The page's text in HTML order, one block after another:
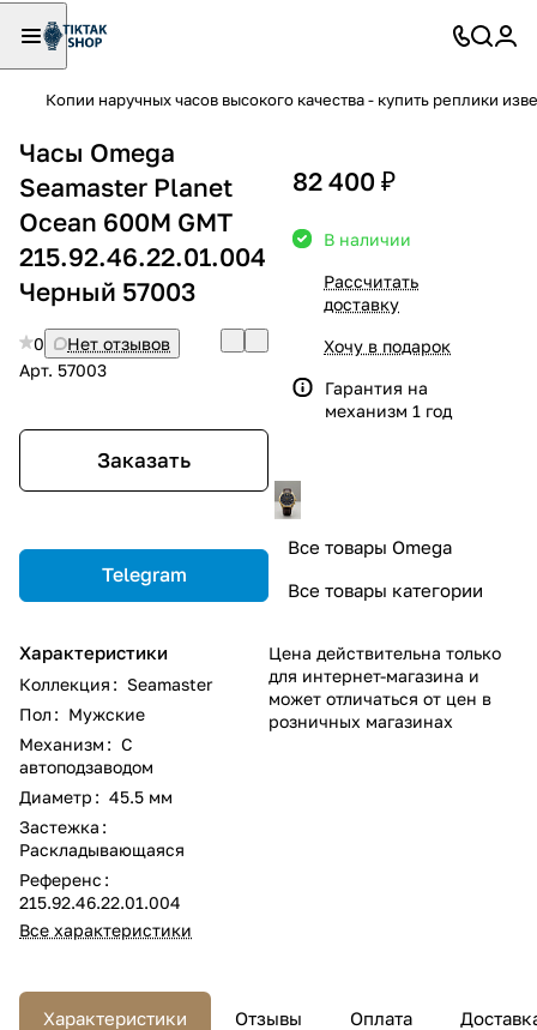
Копии наручных часов высокого качества - купить реплики
Часы Omega
Seamaster Planet
Ocean 600M GMT
215.92.46.22.01.004
Черный 57003
0
Нет отзывов
Арт. 57003
Заказать
Telegram
Характеристики
Коллекция : Seamaster
Пол : Мужские
Механизм : С
автоподзаводом
Диаметр : 45.5 мм
Застежка :
Раскладывающаяся
Референс :
215.92.46.22.01.004
Все характеристики
82 400 ₽
В наличии
Рассчитать
доставку
Хочу в подарок
Гарантия на
механизм 1 год
Все товары Omega
Все товары категории
Цена действительна только
для интернет-магазина и
может отличаться от цен в
розничных магазинах
Характеристики Отзывы Оплата